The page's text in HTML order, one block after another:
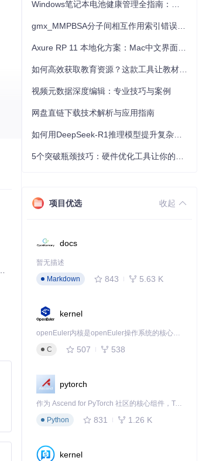
视频元数据深度编辑：专业技巧与案例
网盘直链下载技术解析与应用指南
项目优选 收起
docs
暂无描述
Markdown
843 5.63 K
kernel
openEuler内核是openEuler操作系统的核心，既是系统性能与稳定性的基石，也是连接处理器、设备与服务的桥梁。
C
507 538
pytorch
作为 Ascend for PyTorch 社区的核心组件，TorchNPU 是昇腾专为 PyTorch 打造的深度学习适配插件，使 PyTorch 框架能够直接调用昇腾 NPU，为开发者提供昇腾 AI 处理器的超强算力。
Python
831 1.26 K
kernel